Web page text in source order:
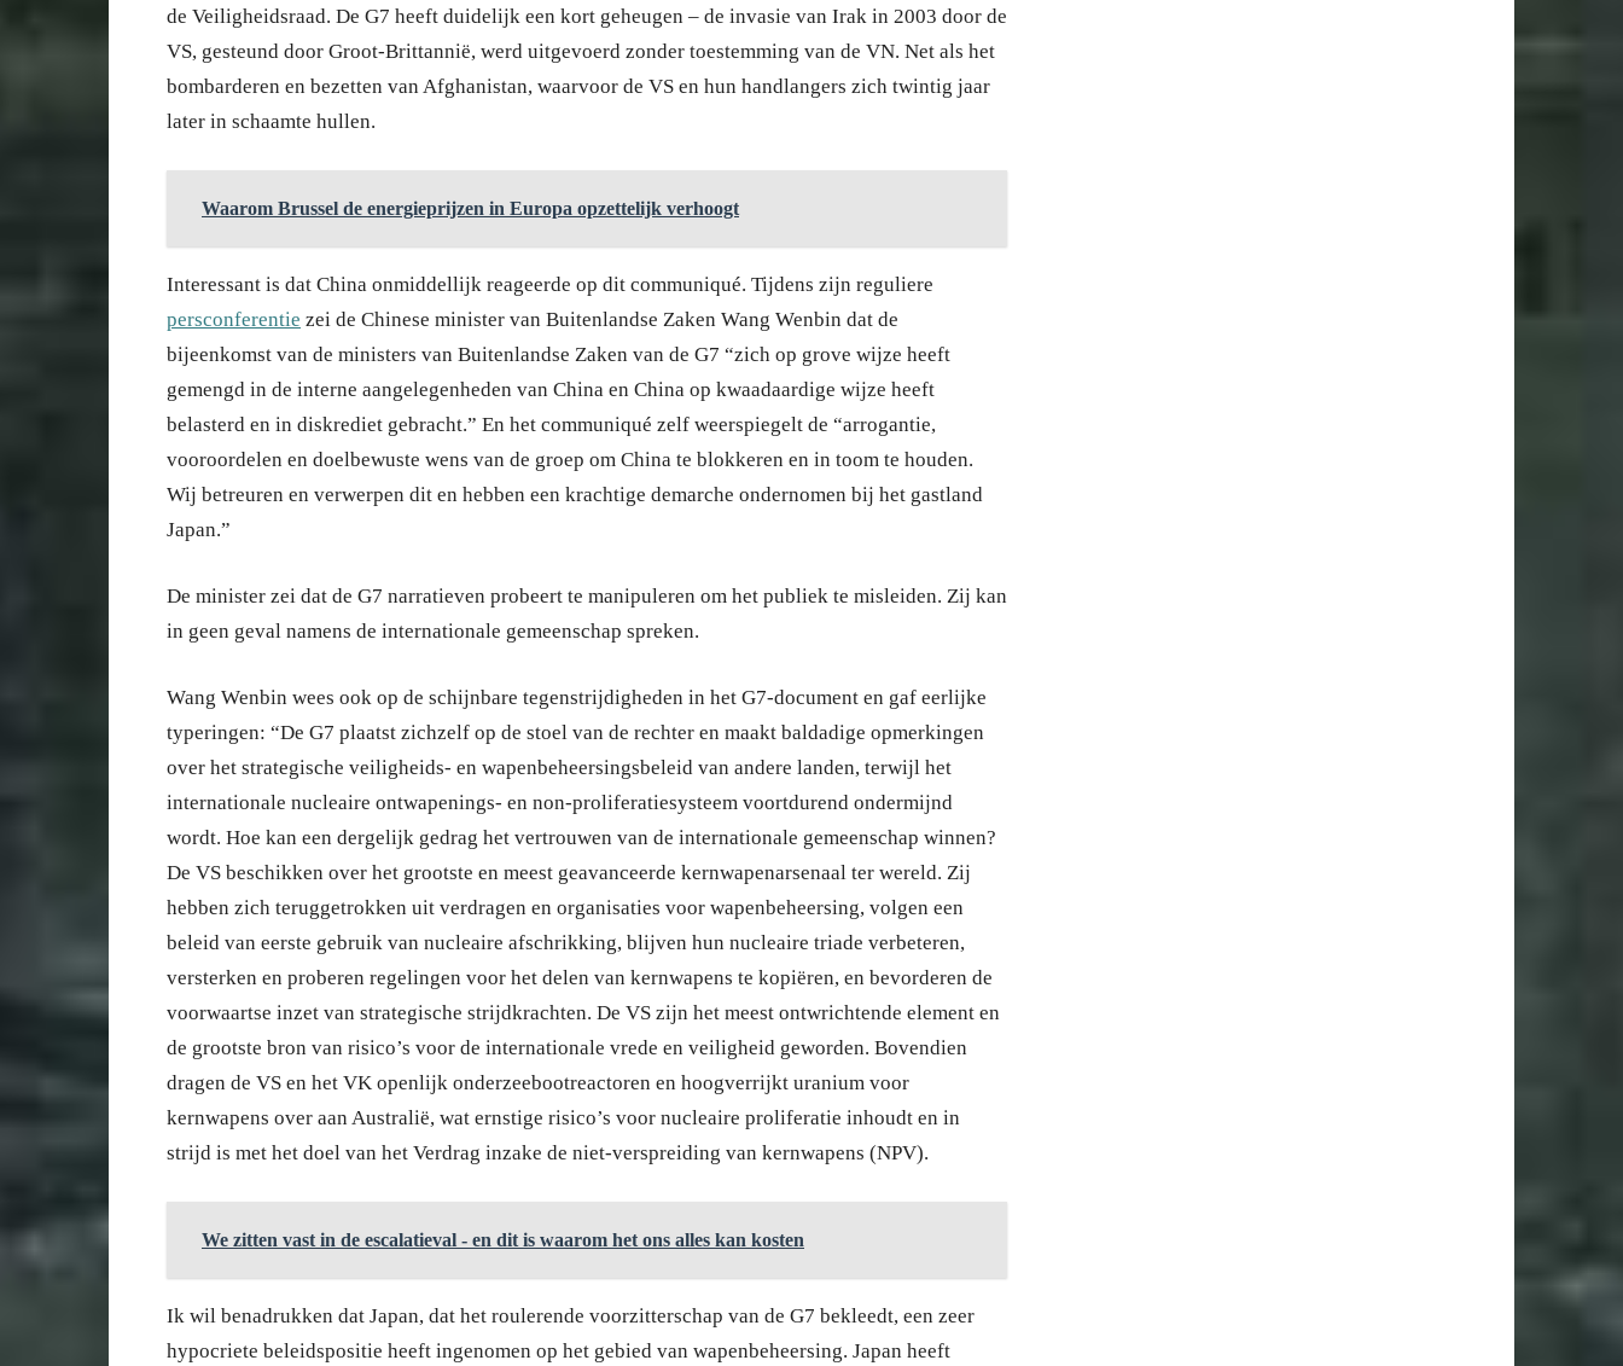
de Veiligheidsraad. De G7 heeft duidelijk een kort geheugen – de invasie van Irak in 2003 door de
VS, gesteund door Groot-Brittannië, werd uitgevoerd zonder toestemming van de VN. Net als het
bombarderen en bezetten van Afghanistan, waarvoor de VS en hun handlangers zich twintig jaar
later in schaamte hullen.
Waarom Brussel de energieprijzen in Europa opzettelijk verhoogt
Interessant is dat China onmiddellijk reageerde op dit communiqué. Tijdens zijn reguliere
persconferentie zei de Chinese minister van Buitenlandse Zaken Wang Wenbin dat de
bijeenkomst van de ministers van Buitenlandse Zaken van de G7 “zich op grove wijze heeft
gemengd in de interne aangelegenheden van China en China op kwaadaardige wijze heeft
belasterd en in diskrediet gebracht.” En het communiqué zelf weerspiegelt de “arrogantie,
vooroordelen en doelbewuste wens van de groep om China te blokkeren en in toom te houden.
Wij betreuren en verwerpen dit en hebben een krachtige demarche ondernomen bij het gastland
Japan.”
De minister zei dat de G7 narratieven probeert te manipuleren om het publiek te misleiden. Zij kan
in geen geval namens de internationale gemeenschap spreken.
Wang Wenbin wees ook op de schijnbare tegenstrijdigheden in het G7-document en gaf eerlijke
typeringen: “De G7 plaatst zichzelf op de stoel van de rechter en maakt baldadige opmerkingen
over het strategische veiligheids- en wapenbeheersingsbeleid van andere landen, terwijl het
internationale nucleaire ontwapenings- en non-proliferatiesysteem voortdurend ondermijnd
wordt. Hoe kan een dergelijk gedrag het vertrouwen van de internationale gemeenschap winnen?
De VS beschikken over het grootste en meest geavanceerde kernwapenarsenaal ter wereld. Zij
hebben zich teruggetrokken uit verdragen en organisaties voor wapenbeheersing, volgen een
beleid van eerste gebruik van nucleaire afschrikking, blijven hun nucleaire triade verbeteren,
versterken en proberen regelingen voor het delen van kernwapens te kopiëren, en bevorderen de
voorwaartse inzet van strategische strijdkrachten. De VS zijn het meest ontwrichtende element en
de grootste bron van risico’s voor de internationale vrede en veiligheid geworden. Bovendien
dragen de VS en het VK openlijk onderzeebootreactoren en hoogverrijkt uranium voor
kernwapens over aan Australië, wat ernstige risico’s voor nucleaire proliferatie inhoudt en in
strijd is met het doel van het Verdrag inzake de niet-verspreiding van kernwapens (NPV).
We zitten vast in de escalatieval - en dit is waarom het ons alles kan kosten
Ik wil benadrukken dat Japan, dat het roulerende voorzitterschap van de G7 bekleedt, een zeer
hypocriete beleidspositie heeft ingenomen op het gebied van wapenbeheersing. Japan heeft